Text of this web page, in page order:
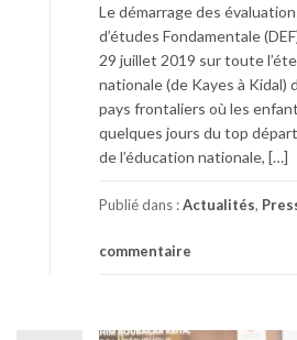
Le démarrage des
d’études Fondamentale
29 juillet 2019 sur toute
nationale (de Kayes à Kidal)
pays frontaliers où les
quelques jours du top
de l’éducation nationale, […]
Publié dans :Actualités,
commentaire